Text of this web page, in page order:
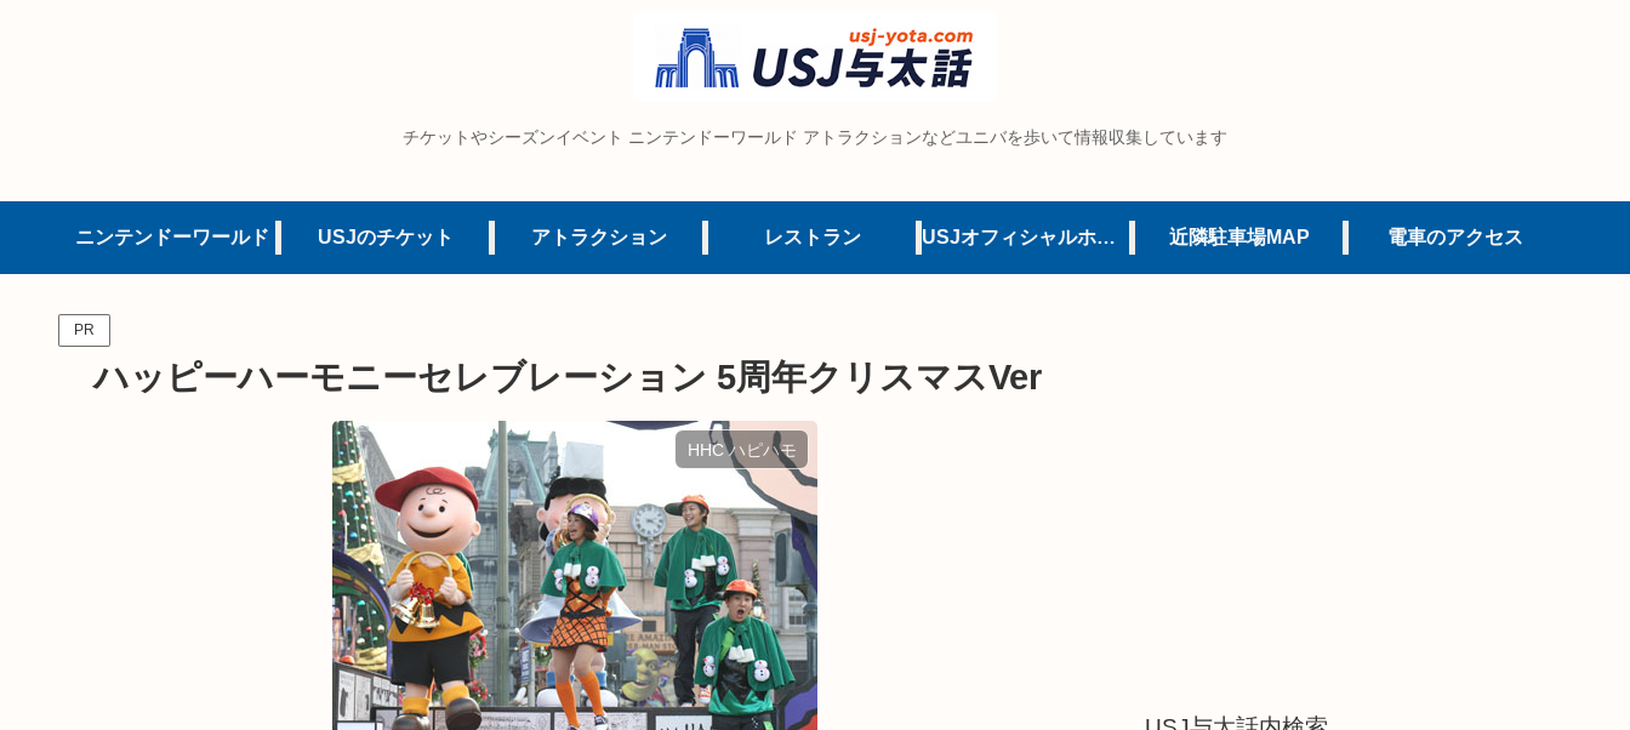
チケットやシーズンイベント ニンテンドーワールド アトラクションなどユニバを歩いて情報収集しています
ニンテンドーワールド USJのチケット アトラクション レストラン USJオフィシャルホテル 近隣駐車場MAP 電車のアクセス
PR
ハッピーハーモニーセレブレーション 5周年クリスマスVer
HHC ハピハモ